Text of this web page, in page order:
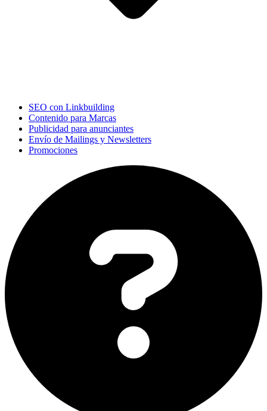
SEO con Linkbuilding
Contenido para Marcas
Publicidad para anunciantes
Envío de Mailings y Newsletters
Promociones